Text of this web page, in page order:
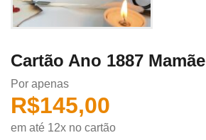
Cartão Ano 1887 Mamãe
Por apenas
R$145,00
em até 12x no cartão